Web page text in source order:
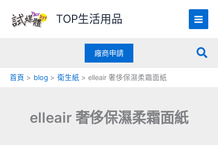
要
TOP生活用品
廠商申請
搜
尋
首頁 blog 衛生紙 elleair 奢侈保濕柔霜面紙
elleair 奢侈保濕柔霜面紙